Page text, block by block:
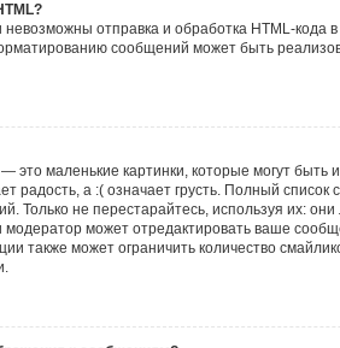
отправка и обработка HTML-кода
сообщений может быть
это маленькие картинки, которые могут быть
радость, а :( означает грусть. Полный список
Только не перестарайтесь, используя их: они
может отредактировать ваше
также может ограничить количество